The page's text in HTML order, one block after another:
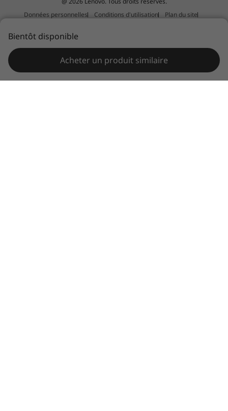
Données personnelles
Conditions d'utilisation
Plan du site
Slavery and human trafficking act statement
Bientôt disponible
Acheter un produit similaire